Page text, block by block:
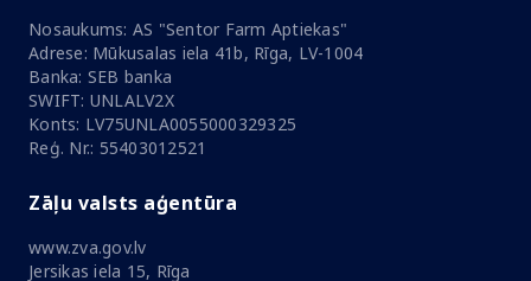
Nosaukums: AS "Sentor Farm Aptiekas"
Adrese: Mūkusalas iela 41b, Rīga, LV-1004
Banka: SEB banka
SWIFT: UNLALV2X
Konts: LV75UNLA0055000329325
Reģ. Nr.: 55403012521
Zāļu valsts aģentūra
www.zva.gov.lv
Jersikas iela 15, Rīga